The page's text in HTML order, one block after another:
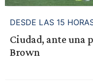
DESDE LAS 15
Ciudad, ante una
Brown